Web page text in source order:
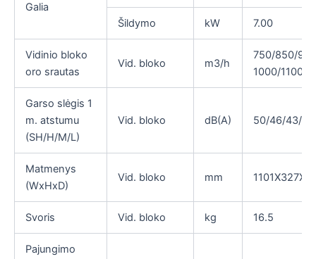
Galia
Šildymo kW 7.00
Vidinio bloko
oro srautas
Vid. bloko m3/h
750/850/
1000/1100/
Garso slėgis 1
m. atstumu
(SH/H/M/L)
Vid. bloko dB(A) 50/46/43/
Matmenys
(WxHxD)
Vid. bloko mm
Svoris Vid. bloko kg 16.5
Pajungimo